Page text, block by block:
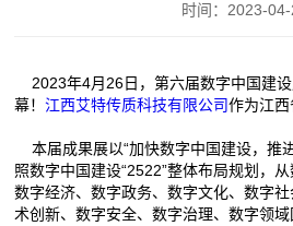
时间：2023-
2023年4月26日，第六届数字中国建
幕！江西艾特传质科技有限公司作为江西
本届成果展以“加快数字中国建设，推
照数字中国建设“2522”整体布局规划，
数字经济、数字政务、数字文化、数字
术创新、数字安全、数字治理、数字领